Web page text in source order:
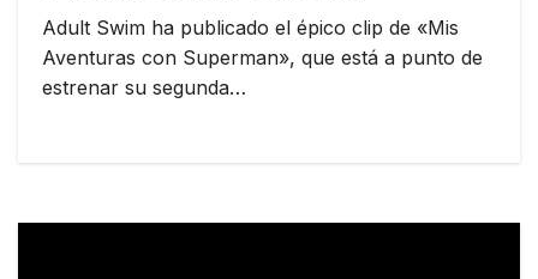
Adult Swim ha publicado el épico clip de «Mis
Aventuras con Superman», que está a punto de
estrenar su segunda…